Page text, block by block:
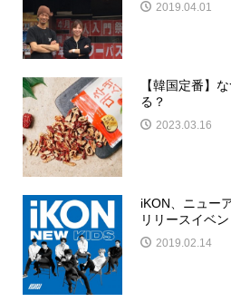
2019.04.01
【韓国定番】
る？
2023.03.16
iKON、ニュー
リリースイベン
2019.02.14